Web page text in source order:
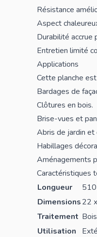
Résistance
Aspect
Durabilité accrue
Entretien limité
Applications
Cette planche
Bardages de
Clôtures en bois.
Brise-vues et
Abris de jardin et
Habillages
Aménagements
Caractéristiques
Longueur
Dimensions22
Traitement
Utilisation